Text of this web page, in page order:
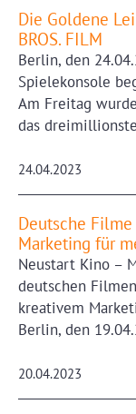
Die Goldene
BROS. FILM
Berlin, den
Spielekonsole
Am Freitag wurde
das
24.04.2023
Deutsche
Marketing für
Neustart Kino –
deutschen
kreativem
Berlin, den
20.04.2023